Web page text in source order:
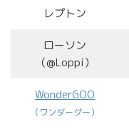
レプトン
ローソン
（@Loppi）
WonderGOO
（ワンダーグー）